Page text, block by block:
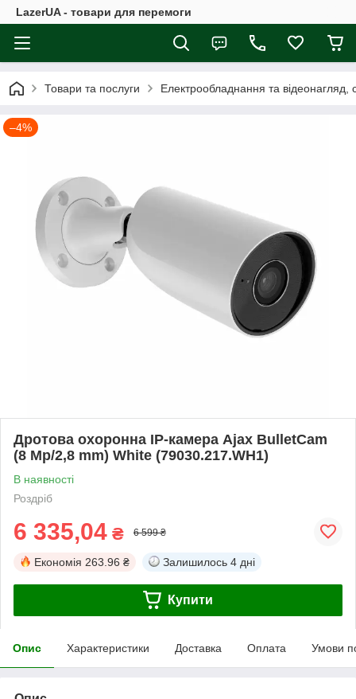
LazerUA - товари для перемоги
Товари та послуги Електрообладнання та відеонагляд,
–4%
Дротова охоронна IP-камера Ajax BulletCam
(8 Mp/2,8 mm) White (79030.217.WH1)
В наявності
Роздріб
6 335,04 ₴ 6 599 ₴
Економія 263.96 ₴ Залишилось 4 дні
Купити
Опис Характеристики Доставка Оплата Умови